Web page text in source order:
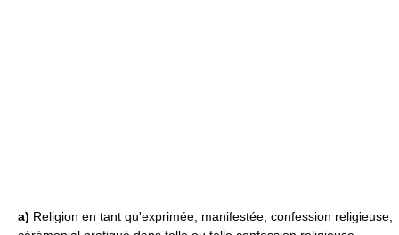
a) Religion en tant qu'exprimée, manifestée, confession religieuse;